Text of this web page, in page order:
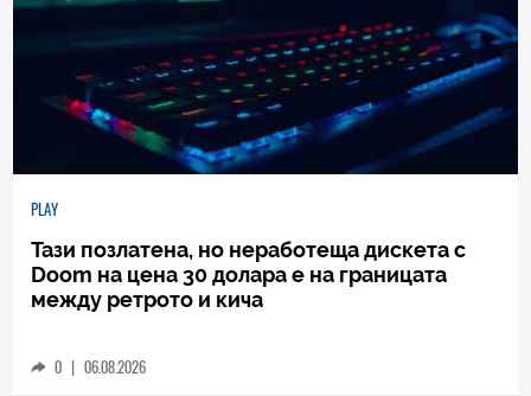
PLAY
Тази позлатена, но неработеща дискета с
Doom на цена 30 долара е на границата
между ретрото и кича
0 | 06.08.2026